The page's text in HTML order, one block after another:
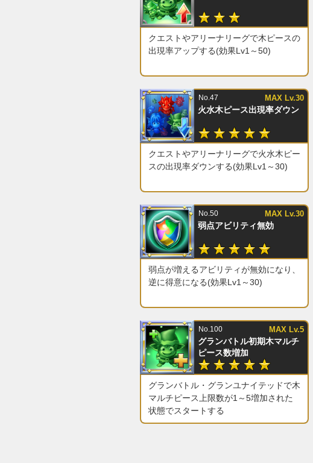
クエストやアリーナリーグで木ピースの
出現率アップする(効果Lv1～50)
No.47 MAX Lv.30
火水木ピース出現率ダウン
クエストやアリーナリーグで火水木ピー
スの出現率ダウンする(効果Lv1～30)
No.50 MAX Lv.30
弱点アビリティ無効
弱点が増えるアビリティが無効になり、
逆に得意になる(効果Lv1～30)
No.100 MAX Lv.5
グランバトル初期木マルチ
ピース数増加
グランバトル・グランユナイテッドで木
マルチピース上限数が1～5増加された
状態でスタートする